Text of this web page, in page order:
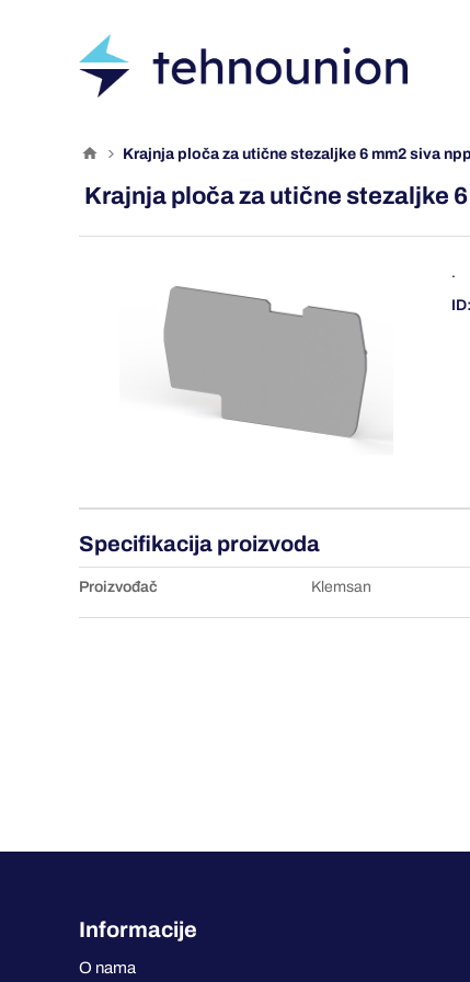
krajnja ploča za utične stezaljke 6 mm2 siva
Krajnja ploča za utične stezaljke
.
ID:
Specifikacija proizvoda
Proizvođač Klemsan
Informacije
O nama